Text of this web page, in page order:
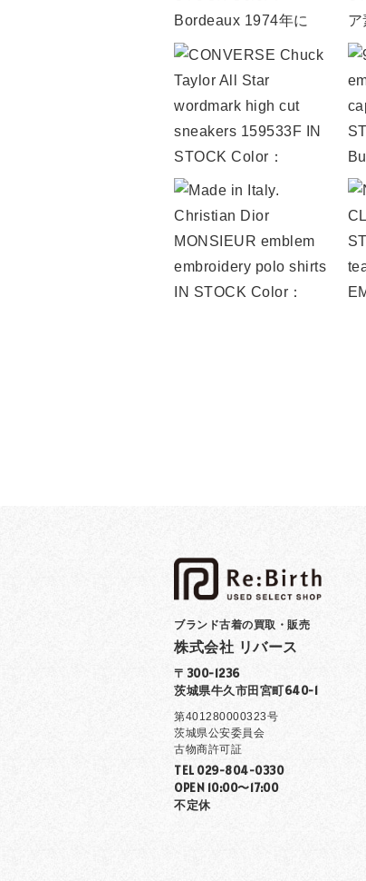
ブランド古着の買取・販売
株式会社 リバース
〒300-1236
茨城県牛久市田宮町640-1
第401280000323号
茨城県公安委員会
古物商許可証
TEL 029-804-0330
OPEN 10:00〜17:00
不定休